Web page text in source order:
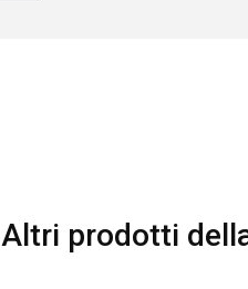
Altri prodotti